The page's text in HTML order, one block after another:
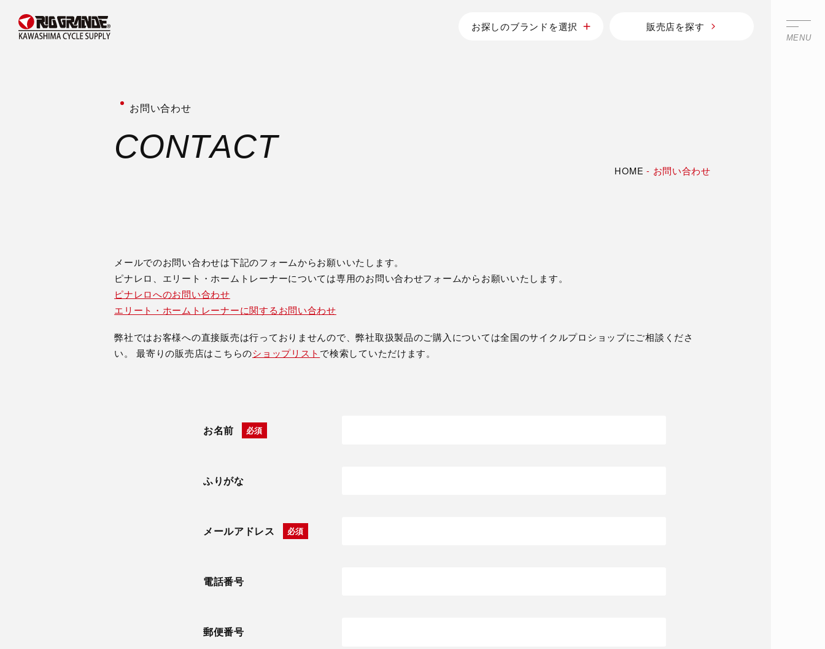
MENU
お探しのブランドを選択 販売店を探す
お問い合わせ
CONTACT
HOME - お問い合わせ
メールでのお問い合わせは下記のフォームからお願いいたします。
ピナレロ、エリート・ホームトレーナーについては専用のお問い合わせフォームからお願いいたします。
ピナレロへのお問い合わせ
エリート・ホームトレーナーに関するお問い合わせ
弊社ではお客様への直接販売は行っておりませんので、弊社取扱製品のご購入については全国のサイクルプロショップにご相談くださ
い。 最寄りの販売店はこちらのショップリスト で検索していただけます。
お名前
ふりがな
メールアドレス
電話番号
郵便番号